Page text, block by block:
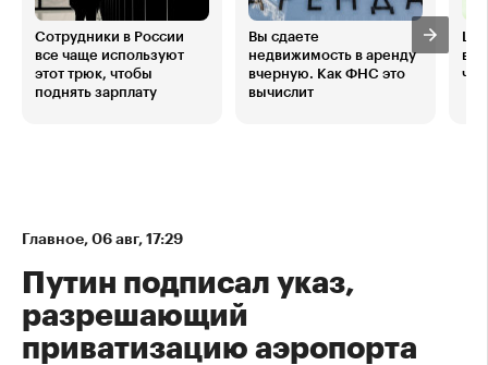
Сотрудники в России
все чаще используют
этот трюк, чтобы
поднять зарплату
Вы сдаете
недвижимость в аренду
вчерную. Как ФНС это
вычислит
ЦБ